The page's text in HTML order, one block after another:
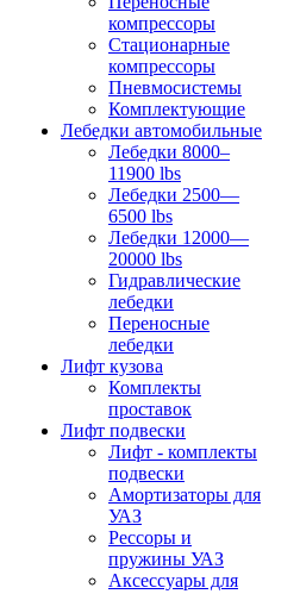
компрессоры
Стационарные
компрессоры
Пневмосистемы
Комплектующие
Лебедки автомобильные
Лебедки 8000–
11900 lbs
Лебедки 2500—
6500 lbs
Лебедки 12000—
20000 lbs
Гидравлические
лебедки
Переносные
лебедки
Лифт кузова
Комплекты
проставок
Лифт подвески
Лифт - комплекты
подвески
Амортизаторы для
УАЗ
Рессоры и
пружины УАЗ
Аксессуары для